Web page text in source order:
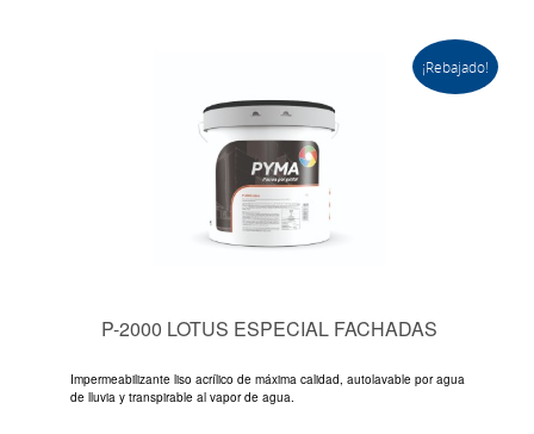
¡Rebajado!
P-2000 LOTUS ESPECIAL FACHADAS
Impermeabilizante liso acrílico de máxima calidad, autolavable por agua
de lluvia y transpirable al vapor de agua.